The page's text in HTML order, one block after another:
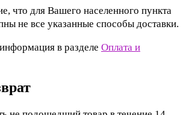
что для Вашего населенного пункта
не все указанные способы доставки.
в разделе Оплата и